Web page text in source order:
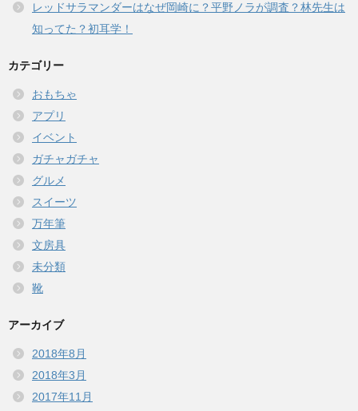
レッドサラマンダーはなぜ岡崎に？平野ノラが調査？林先生は
知ってた？初耳学！
カテゴリー
おもちゃ
アプリ
イベント
ガチャガチャ
グルメ
スイーツ
万年筆
文房具
未分類
靴
アーカイブ
2018年8月
2018年3月
2017年11月